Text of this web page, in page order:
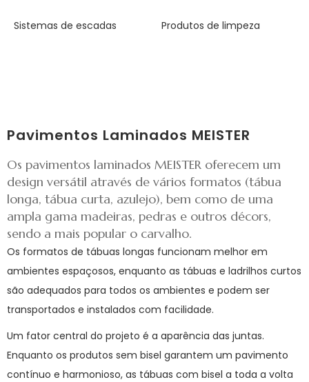
Sistemas de escadas Produtos de limpeza
Pavimentos Laminados MEISTER
Os pavimentos laminados MEISTER oferecem um
design versátil através de vários formatos (tábua
longa, tábua curta, azulejo), bem como de uma
ampla gama madeiras, pedras e outros décors,
sendo a mais popular o carvalho.
Os formatos de tábuas longas funcionam melhor em
ambientes espaçosos, enquanto as tábuas e ladrilhos curtos
são adequados para todos os ambientes e podem ser
transportados e instalados com facilidade.
Um fator central do projeto é a aparência das juntas.
Enquanto os produtos sem bisel garantem um pavimento
contínuo e harmonioso, as tábuas com bisel a toda a volta